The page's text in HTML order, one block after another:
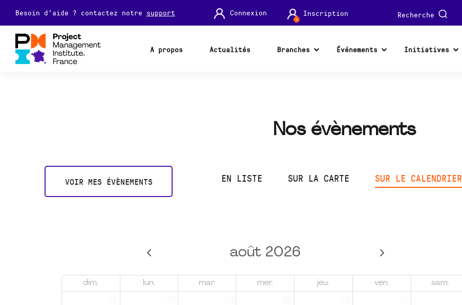
Besoin d'aide ? contactez notre support Connexion Inscription Recherche
A propos Actualités Branches Événements Initiatives
Nos évènements
VOIR MES ÉVÈNEMENTS EN LISTE SUR LA CARTE SUR LE CALENDRIER
août 2026
dim. lun. mar. mer. jeu. ven. sam.